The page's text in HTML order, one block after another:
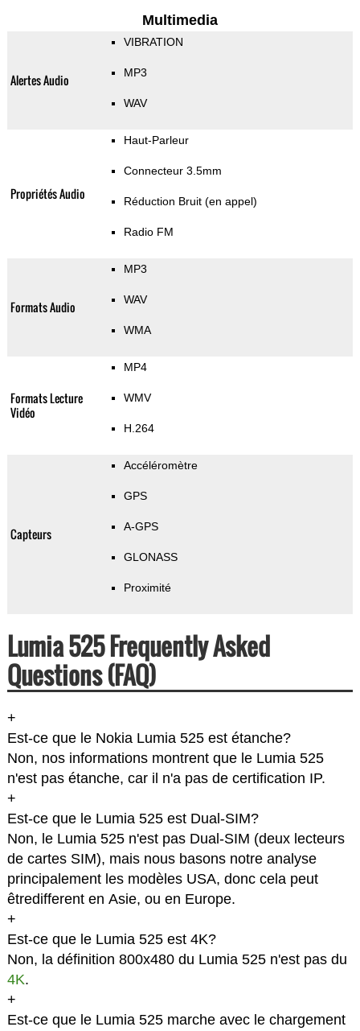
Multimedia
Alertes Audio
VIBRATION
MP3
WAV
Propriétés Audio
Haut-Parleur
Connecteur 3.5mm
Réduction Bruit (en appel)
Radio FM
Formats Audio
MP3
WAV
WMA
Formats Lecture
Vidéo
MP4
WMV
H.264
Capteurs
Accéléromètre
GPS
A-GPS
GLONASS
Proximité
Lumia 525 Frequently Asked
Questions (FAQ)
+
Est-ce que le Nokia Lumia 525 est étanche?
Non, nos informations montrent que le Lumia 525
n'est pas étanche, car il n'a pas de certification IP.
+
Est-ce que le Lumia 525 est Dual-SIM?
Non, le Lumia 525 n'est pas Dual-SIM (deux lecteurs
de cartes SIM), mais nous basons notre analyse
principalement les modèles USA, donc cela peut
êtredifferent en Asie, ou en Europe.
+
Est-ce que le Lumia 525 est 4K?
Non, la définition 800x480 du Lumia 525 n'est pas du
4K.
+
Est-ce que le Lumia 525 marche avec le chargement